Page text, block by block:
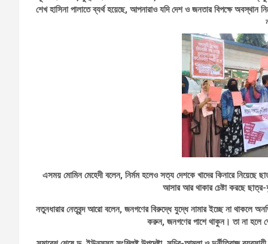
শেখ হাসিনা পালাতে ব্যর্থ হয়েছে, আপনারাও যদি দেশ ও জনতার বিপক্ষে
এসময় মোমিন মেহেদী বলেন, নির্মম হলেও সত্য দেশকে খাদের কিনারে
আসার আর থাকার চেষ্টা করছে
নতুনধারার নেতৃবৃন্দ আরো বলেন, জনগণের বিরুদ্ধে যুদ্ধে নামার ইচ্ছে না থাকলে
করুন, জনগণের পাশে থাকুন। তা না হলে